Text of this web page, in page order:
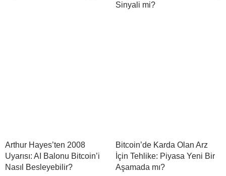
Sinyali mi?
Arthur Hayes’ten 2008
Uyarısı: AI Balonu Bitcoin’i
Nasıl Besleyebilir?
Bitcoin’de Karda Olan Arz
İçin Tehlike: Piyasa Yeni Bir
Aşamada mı?